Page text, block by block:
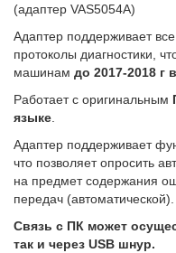
(адаптер VAS5054A)
Адаптер поддерживает
протоколы диагностики,
машинам до 2017-2018 г
Работает с оригинальным
языке
Адаптер поддерживает
что позволяет опросить
на предмет содержания
передач (автоматической).
Связь с ПК может
так и через USB шнур.